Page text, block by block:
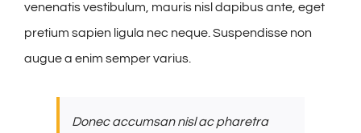
venenatis vestibulum, mauris nisl dapibus ante, eget
pretium sapien ligula nec neque. Suspendisse non
augue a enim semper varius.
Donec accumsan nisl ac pharetra